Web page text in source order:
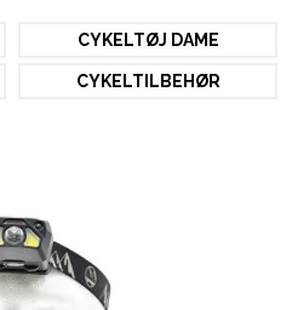
CYKELTØJ DAME
CYKELTILBEHØR